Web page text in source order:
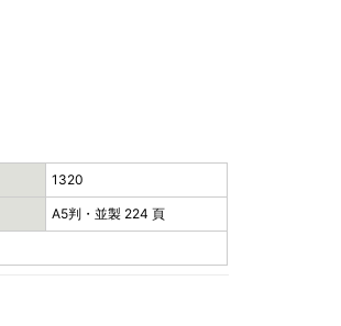
1320
A5判・並製 224 頁